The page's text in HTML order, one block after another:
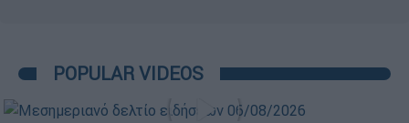
POPULAR VIDEOS